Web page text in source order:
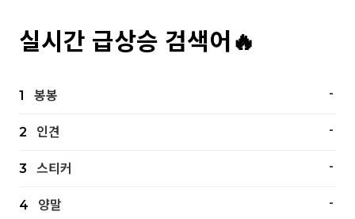
실시간 급상승 검색어🔥
1 봉봉 -
2 인견 -
3 스티커 -
4 양말 -